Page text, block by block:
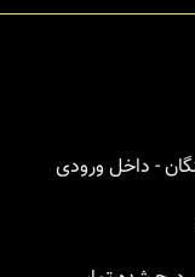
- داخل ورودی